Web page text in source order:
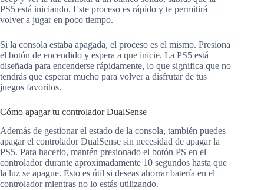
PS5 está iniciando. Este proceso es rápido y te permitirá
volver a jugar en poco tiempo.
Si la consola estaba apagada, el proceso es el mismo. Presiona
el botón de encendido y espera a que inicie. La PS5 está
diseñada para encenderse rápidamente, lo que significa que no
tendrás que esperar mucho para volver a disfrutar de tus
juegos favoritos.
Cómo apagar tu controlador DualSense
Además de gestionar el estado de la consola, también puedes
apagar el controlador DualSense sin necesidad de apagar la
PS5. Para hacerlo, mantén presionado el botón PS en el
controlador durante aproximadamente 10 segundos hasta que
la luz se apague. Esto es útil si deseas ahorrar batería en el
controlador mientras no lo estás utilizando.